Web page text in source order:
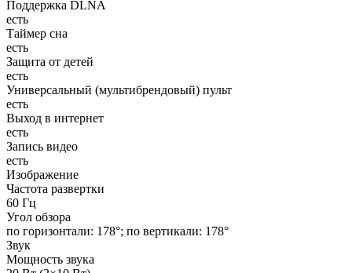
Поддержка DLNA
есть
Таймер сна
есть
Защита от детей
есть
Универсальный (мультибрендовый) пульт
есть
Выход в интернет
есть
Запись видео
есть
Изображение
Частота развертки
60 Гц
Угол обзора
по горизонтали: 178°; по вертикали: 178°
Звук
Мощность звука